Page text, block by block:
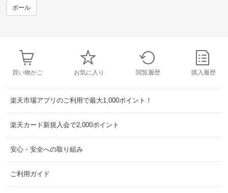
ボール
買い物かご お気に入り 閲覧履歴 購入履歴
楽天市場アプリのご利用で最大1,000ポイント！
楽天カード新規入会で2,000ポイント
安心・安全への取り組み
ご利用ガイド